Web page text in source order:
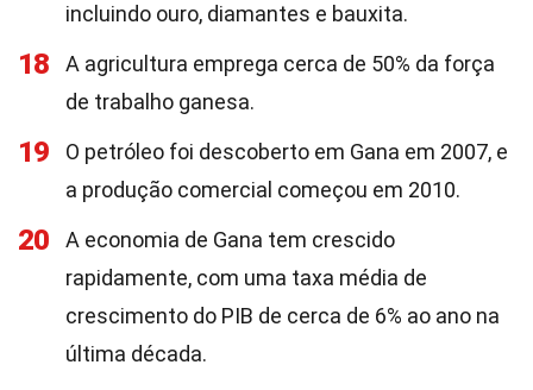
incluindo ouro, diamantes e bauxita.
18
A agricultura emprega cerca de 50% da força
de trabalho ganesa.
19
O petróleo foi descoberto em Gana em 2007, e
a produção comercial começou em 2010.
20
A economia de Gana tem crescido
rapidamente, com uma taxa média de
crescimento do PIB de cerca de 6% ao ano na
última década.